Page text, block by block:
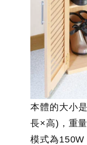
本體的大小
長×高)，重
模式為